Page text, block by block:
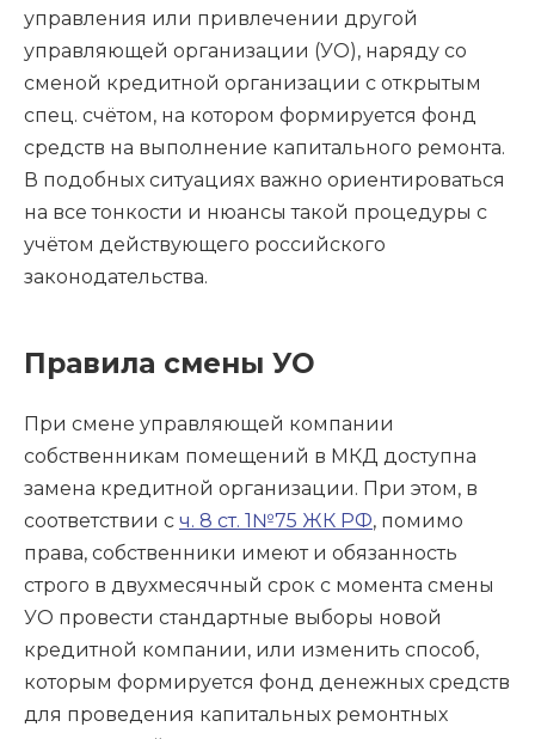
управления или привлечении другой
управляющей организации (УО), наряду со
сменой кредитной организации с открытым
спец. счётом, на котором формируется фонд
средств на выполнение капитального ремонта.
В подобных ситуациях важно ориентироваться
на все тонкости и нюансы такой процедуры с
учётом действующего российского
законодательства.
Правила смены УО
При смене управляющей компании
собственникам помещений в МКД доступна
замена кредитной организации. При этом, в
соответствии с ч. 8 ст. 1№75 ЖК РФ, помимо
права, собственники имеют и обязанность
строго в двухмесячный срок с момента смены
УО провести стандартные выборы новой
кредитной компании, или изменить способ,
которым формируется фонд денежных средств
для проведения капитальных ремонтных